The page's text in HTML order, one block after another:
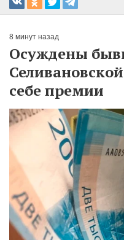
8 минут назад
Осуждены
себе премии